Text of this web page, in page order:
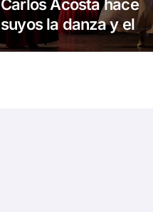
Carlos Acosta hace
suyos la danza y el
escenario en Reino